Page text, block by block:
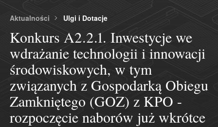
Aktualności Ulgi i Dotacje
Konkurs A2.2.1. Inwestycje we
wdrażanie technologii i innowacji
środowiskowych, w tym
związanych z Gospodarką Obiegu
Zamkniętego (GOZ) z KPO -
rozpoczęcie naborów już wkrótce